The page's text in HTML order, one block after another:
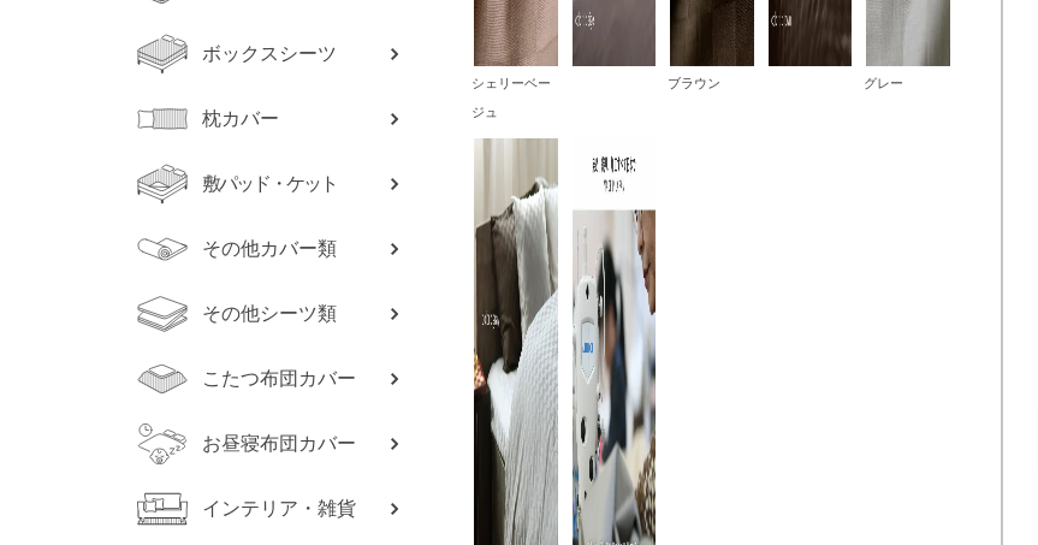
ボックスシーツ
枕カバー
敷パッド・ケット
その他カバー類
その他シーツ類
こたつ布団カバー
お昼寝布団カバー
インテリア・雑貨
シェリーベー
ジュ
ブラウン グレー